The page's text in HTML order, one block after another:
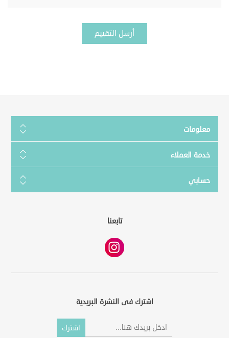
معلومات
خدمة العملاء
حسابي
تابعنا
اشترك فى النشرة البريدية